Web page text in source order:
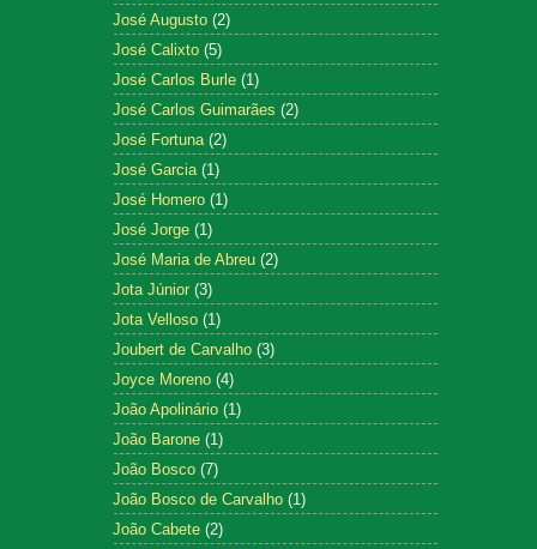
José Augusto (2)
José Calixto (5)
José Carlos Burle (1)
José Carlos Guimarães (2)
José Fortuna (2)
José Garcia (1)
José Homero (1)
José Jorge (1)
José Maria de Abreu (2)
Jota Júnior (3)
Jota Velloso (1)
Joubert de Carvalho (3)
Joyce Moreno (4)
João Apolinário (1)
João Barone (1)
João Bosco (7)
João Bosco de Carvalho (1)
João Cabete (2)